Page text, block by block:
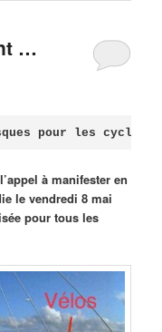
…
pour les
à manifester en
le vendredi 8 mai
pour tous les